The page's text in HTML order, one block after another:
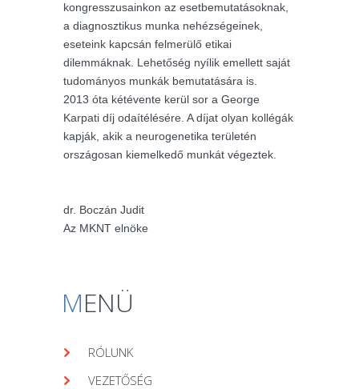
kongresszusainkon az esetbemutatásoknak,
a diagnosztikus munka nehézségeinek,
eseteink kapcsán felmerülő etikai
dilemmáknak. Lehetőség nyílik emellett saját
tudományos munkák bemutatására is.
2013 óta kétévente kerül sor a George
Karpati díj odaítélésére. A díjat olyan kollégák
kapják, akik a neurogenetika területén
országosan kiemelkedő munkát végeztek.
dr. Boczán Judit
Az MKNT elnöke
MENÜ
RÓLUNK
VEZETŐSÉG